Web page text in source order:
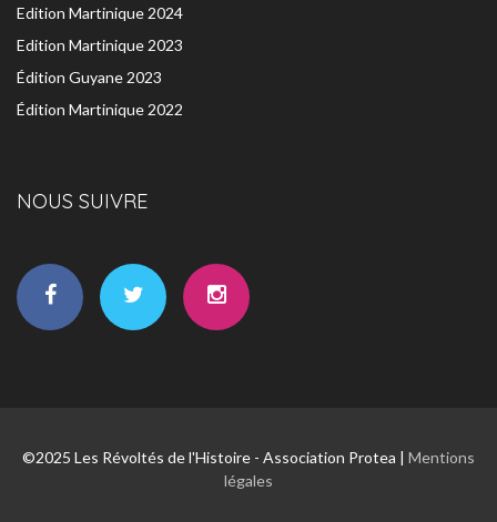
Edition Martinique 2024
Edition Martinique 2023
Édition Guyane 2023
Édition Martinique 2022
NOUS SUIVRE
©2025 Les Révoltés de l'Histoire - Association Protea | Mentions
légales